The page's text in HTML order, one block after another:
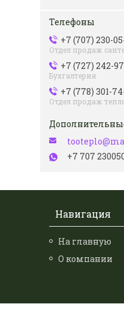
+7 (707) 230-
Отдел продаж
+7 (727) 242-
Бухгалтерия
+7 (778) 301-
Отдел продаж
+7 707
Навигация
На главную
О компании